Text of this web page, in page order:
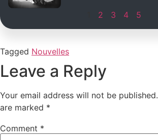
2 3 4 5
Tagged Nouvelles
Leave a Reply
Your email address will not be published.
are marked *
Comment *